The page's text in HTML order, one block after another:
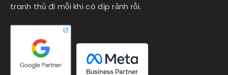
tranh thủ đi mỗi khi có dịp rảnh rỗi.